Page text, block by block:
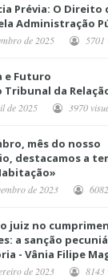
Prévia: O Direito
Administração
de 2025 5701
e Futuro
Tribunal da
de 2025 3970
mês do nosso
destacamos a
de 2023
juiz no
a sanção
- Vânia Filipe
de 2023 8143